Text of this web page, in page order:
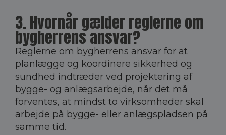
3. Hvornår gælder reglerne om
bygherrens ansvar?
Reglerne om bygherrens ansvar for at
planlægge og koordinere sikkerhed og
sundhed indtræder ved projektering af
bygge- og anlægsarbejde, når det må
forventes, at mindst to virksomheder skal
arbejde på bygge- eller anlægspladsen på
samme tid.